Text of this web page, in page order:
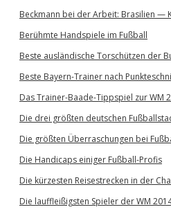
Beckmann bei der Arbeit: Brasilien —
Berühmte Handspiele im Fußball
Beste ausländische Torschützen der
Beste Bayern-Trainer nach
Das Trainer-Baade-Tippspiel zur WM
Die drei größten deutschen
Die größten Überraschungen bei
Die Handicaps einiger Fußball-Profis
Die kürzesten Reisestrecken in der
Die lauffleißigsten Spieler der WM